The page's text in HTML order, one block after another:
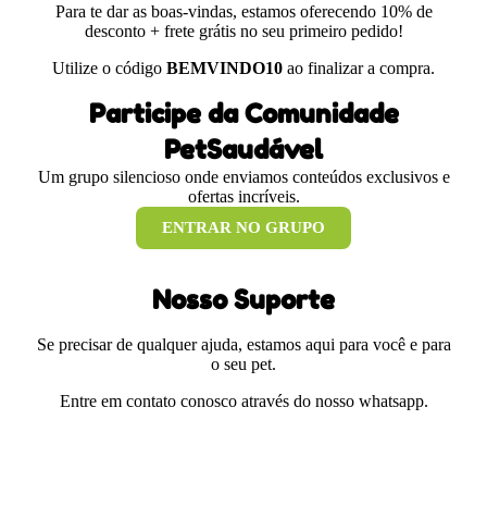
Para te dar as boas-vindas, estamos oferecendo 10% de
desconto + frete grátis no seu primeiro pedido!
Utilize o código BEMVINDO10 ao finalizar a compra.
Participe da Comunidade
PetSaudável
Um grupo silencioso onde enviamos conteúdos exclusivos e
ofertas incríveis.
ENTRAR NO GRUPO
Nosso Suporte
Se precisar de qualquer ajuda, estamos aqui para você e para
o seu pet.
Entre em contato conosco através do nosso whatsapp.